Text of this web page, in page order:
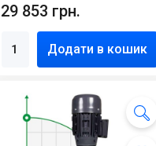
29 853 грн.
Додати в кошик